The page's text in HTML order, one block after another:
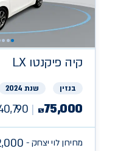
קיה פיקנטו LX
בנזין שנת 2024
₪75,000
מחירון לוי יצחק -